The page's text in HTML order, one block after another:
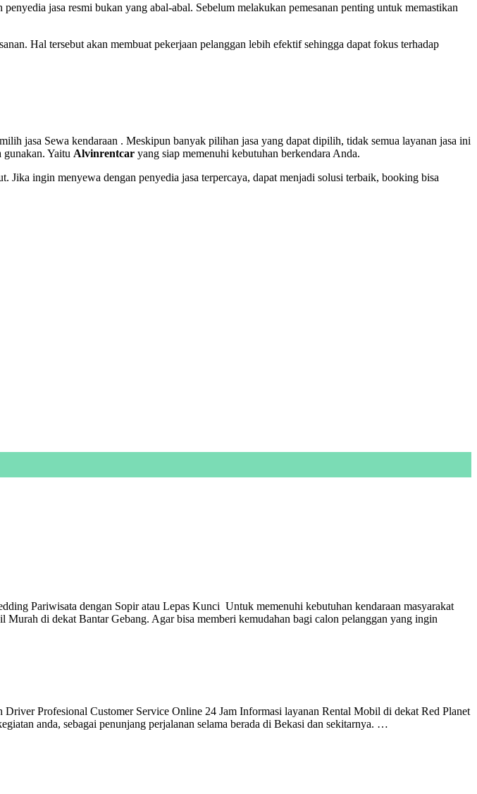
jasa resmi bukan yang abal-abal. Sebelum melakukan pemesanan penting untuk memastikan
Hal tersebut akan membuat pekerjaan pelanggan lebih efektif sehingga dapat fokus terhadap
jasa Sewa kendaraan . Meskipun banyak pilihan jasa yang dapat dipilih, tidak semua layanan jasa ini
Yaitu Alvinrentcar yang siap memenuhi kebutuhan berkendara Anda.
ingin menyewa dengan penyedia jasa terpercaya, dapat menjadi solusi terbaik, booking bisa
Pariwisata dengan Sopir atau Lepas Kunci Untuk memenuhi kebutuhan kendaraan masyarakat
di dekat Bantar Gebang. Agar bisa memberi kemudahan bagi calon pelanggan yang ingin
Profesional Customer Service Online 24 Jam Informasi layanan Rental Mobil di dekat Red Planet
anda, sebagai penunjang perjalanan selama berada di Bekasi dan sekitarnya. …